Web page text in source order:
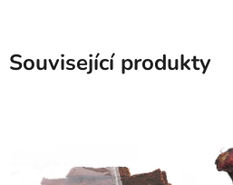
Související produkty